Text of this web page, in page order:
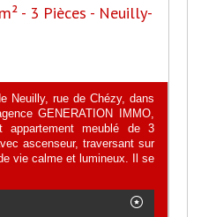
- 3 Pièces - Neuilly-
Neuilly, rue de Chézy, dans
GENERATION IMMO,
appartement meublé de 3
ascenseur, traversant sur
vie calme et lumineux. Il se